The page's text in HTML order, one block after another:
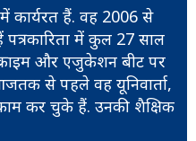
में कार्यरत हैं. वह 2006 से
में कुल 27 साल
और एजुकेशन बीट पर
से पहले वह यूनिवार्ता,
कर चुके हैं. उनकी शैक्षिक